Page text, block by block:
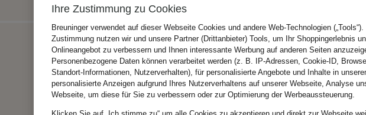
Ihre Zustimmung zu Cookies
Breuninger verwendet auf dieser Webseite Cookies und andere Web-Technologien
Zustimmung nutzen wir und unsere Partner (Drittanbieter) Tools, um Ihr Shoppingerlebnis
Onlineangebot zu verbessern und Ihnen interessante Werbung auf anderen Seiten
Personenbezogene Daten können verarbeitet werden (z. B. IP-Adressen, Cookie-ID,
Standort-Informationen, Nutzerverhalten), für personalisierte Angebote und Inhalte in
personalisierte Anzeigen aufgrund Ihres Nutzerverhaltens auf unserer Webseite, Analyse
Webseite, um diese für Sie zu verbessern oder zur Optimierung der Werbeaussteuerung.